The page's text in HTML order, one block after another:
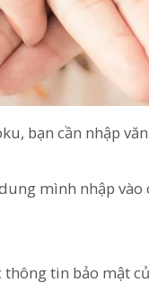
bạn cần nhập
mình nhập
thông tin bảo mật